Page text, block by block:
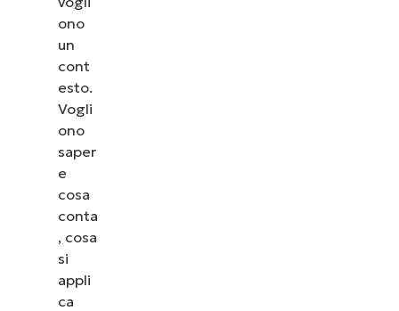
ono
un
cont
esto.
Vogli
ono
saper
e
cosa
conta
, cosa
si
appli
ca